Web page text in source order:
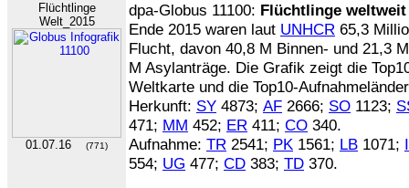
Flüchtlinge
Welt_2015
01.07.16 (771)
dpa-Globus 11100: Flüchtlinge weltweit
Ende 2015 waren laut UNHCR 65,3
Flucht, davon 40,8 M Binnen- und 21,3
M Asylanträge. Die Grafik zeigt die
Weltkarte und die Top10-
Herkunft: SY 4873; AF 2666; SO 1123;
471; MM 452; ER 411; CO 340.
Aufnahme: TR 2541; PK 1561; LB 1071;
554; UG 477; CD 383; TD 370.